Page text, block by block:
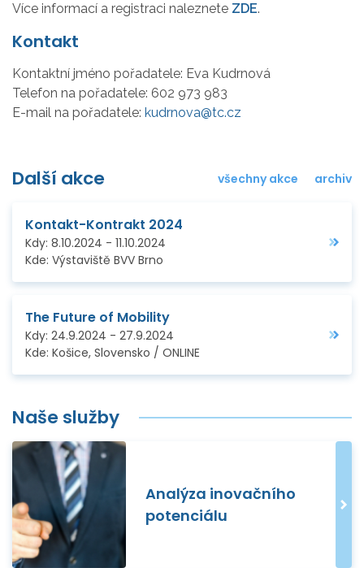
Více informací a registraci naleznete ZDE.
Kontakt
Kontaktní jméno pořadatele: Eva Kudrnová
Telefon na pořadatele: 602 973 983
E-mail na pořadatele: kudrnova@tc.cz
Další akce všechny akce archiv
Kontakt-Kontrakt 2024
Kdy: 8.10.2024 - 11.10.2024
Kde: Výstaviště BVV Brno
The Future of Mobility
Kdy: 24.9.2024 - 27.9.2024
Kde: Košice, Slovensko / ONLINE
Naše služby
Analýza inovačního
potenciálu